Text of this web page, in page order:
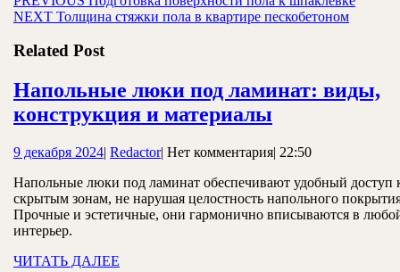
по
записям
запись:
NEXT Следующая
Толщина стяжки пола в квартире пескобетоном
Related Post
Напольные люки под ламинат: виды,
конструкция и материалы
под
ламинат:
виды,
9 декабря 20249
2024
| RedactorRedactor
| Нет комментария| 22:50
Напольные люки под ламинат обеспечивают удобный доступ
скрытым зонам, не нарушая целостность напольного
Прочные и эстетичные, они гармонично вписываются в
интерьер.
ЧИТАТЬ ДАЛЕЕ